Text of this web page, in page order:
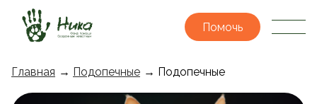
Помочь
Главная → Подопечные → Подопечные